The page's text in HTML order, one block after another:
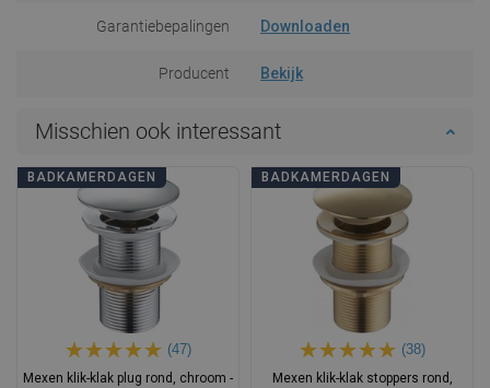
Garantiebepalingen Downloaden
Producent Bekijk
Misschien ook interessant
BADKAMERDAGEN
(47)
Mexen klik-klak plug rond, chroom -
BADKAMERDAGEN
(38)
Mexen klik-klak stoppers rond,